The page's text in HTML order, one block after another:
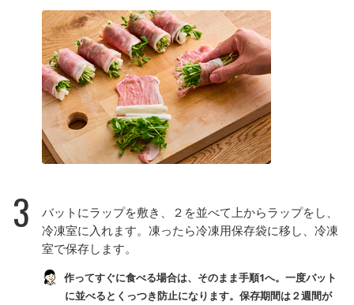
3
バットにラップを敷き、２を並べて上からラップをし、
冷凍室に入れます。凍ったら冷凍用保存袋に移し、冷凍
室で保存します。
作ってすぐに食べる場合は、そのまま手順1へ。一度バット
に並べるとくっつき防止になります。保存期間は２週間が